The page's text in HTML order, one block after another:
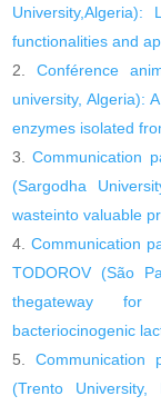
functionalities and
Conférence
university, Algeria):
enzymes isolated
Communication
(Sargodha
wasteinto valuable
Communication
TODOROV (São
thegateway for
bacteriocinogenic
Communication
(Trento